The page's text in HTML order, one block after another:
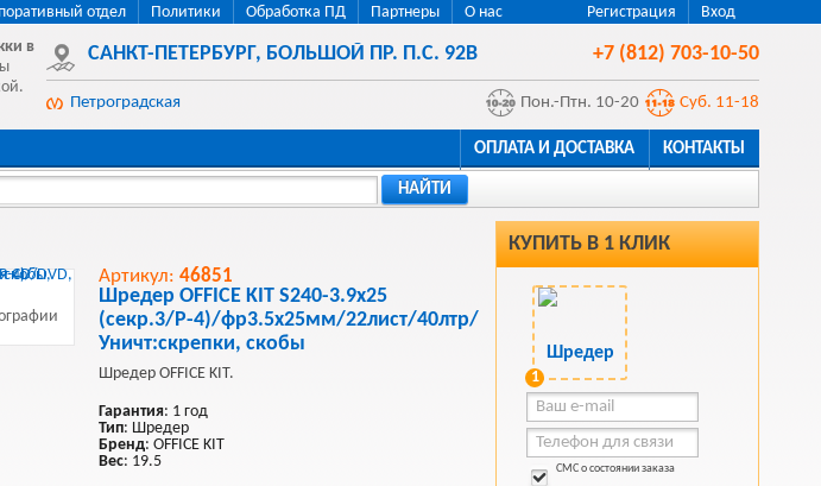
Регистрация Вход
отдел Политики Обработка ПД Партнеры
О нас
в
САНКТ-ПЕТЕРБУРГ, БОЛЬШОЙ ПР. П.С. 92В +7 (812) 703-10-50
Петроградская Пон.-Птн. 10-20 Суб. 11-18
ОПЛАТА И ДОСТАВКА КОНТАКТЫ
НАЙТИ
КУПИТЬ В 1 КЛИК
1
СМС о состоянии заказа
Артикул: 46851
Шредер OFFICE KIT S240-3.9х25
(секр.3/P-4)/фр3.5х25мм/22лист/40лтр/
Уничт:скрепки, скобы
Шредер OFFICE KIT.
Гарантия: 1 год
Тип: Шредер
Бренд: OFFICE KIT
Вес: 19.5